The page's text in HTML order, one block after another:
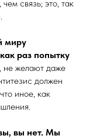
связь; это, так
миру
раз попытку
не желают даже
должен
иное, как
вы нет. Мы